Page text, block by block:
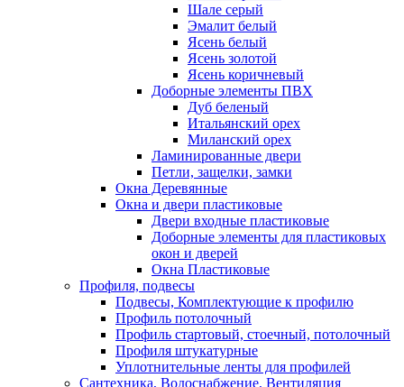
Шале серый
Эмалит белый
Ясень белый
Ясень золотой
Ясень коричневый
Доборные элементы ПВХ
Дуб беленый
Итальянский орех
Миланский орех
Ламинированные двери
Петли, защелки, замки
Окна Деревянные
Окна и двери пластиковые
Двери входные пластиковые
Доборные элементы для пластиковых
окон и дверей
Окна Пластиковые
Профиля, подвесы
Подвесы, Комплектующие к профилю
Профиль потолочный
Профиль стартовый, стоечный, потолочный
Профиля штукатурные
Уплотнительные ленты для профилей
Сантехника, Водоснабжение, Вентиляция